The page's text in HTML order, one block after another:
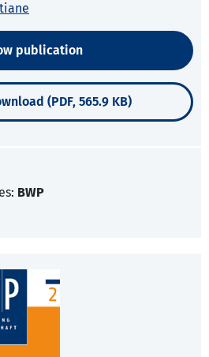
publication
(PDF, 565.9 KB)
BWP